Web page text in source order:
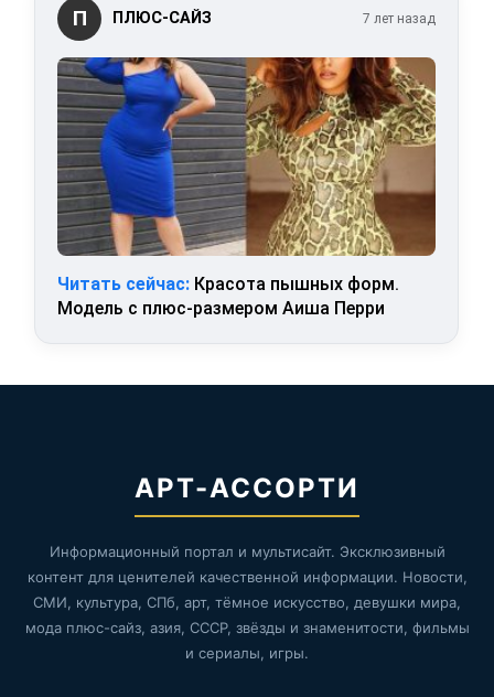
П ПЛЮС-САЙЗ 7 лет назад
Читать сейчас: Красота пышных форм.
Модель с плюс-размером Аиша Перри
АРТ-АССОРТИ
Информационный портал и мультисайт. Эксклюзивный
контент для ценителей качественной информации. Новости,
СМИ, культура, СПб, арт, тёмное искусство, девушки мира,
мода плюс-сайз, азия, СССР, звёзды и знаменитости, фильмы
и сериалы, игры.